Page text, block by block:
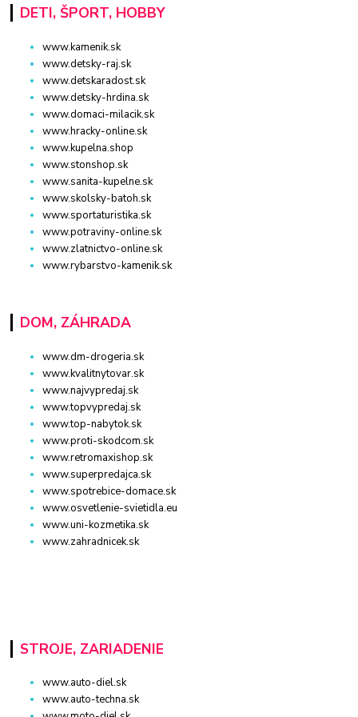
DETI, ŠPORT, HOBBY
www.kamenik.sk
www.detsky-raj.sk
www.detskaradost.sk
www.detsky-hrdina.sk
www.domaci-milacik.sk
www.hracky-online.sk
www.kupelna.shop
www.stonshop.sk
www.sanita-kupelne.sk
www.skolsky-batoh.sk
www.sportaturistika.sk
www.potraviny-online.sk
www.zlatnictvo-online.sk
www.rybarstvo-kamenik.sk
DOM, ZÁHRADA
www.dm-drogeria.sk
www.kvalitnytovar.sk
www.najvypredaj.sk
www.topvypredaj.sk
www.top-nabytok.sk
www.proti-skodcom.sk
www.retromaxishop.sk
www.superpredajca.sk
www.spotrebice-domace.sk
www.osvetlenie-svietidla.eu
www.uni-kozmetika.sk
www.zahradnicek.sk
STROJE, ZARIADENIE
www.auto-diel.sk
www.auto-techna.sk